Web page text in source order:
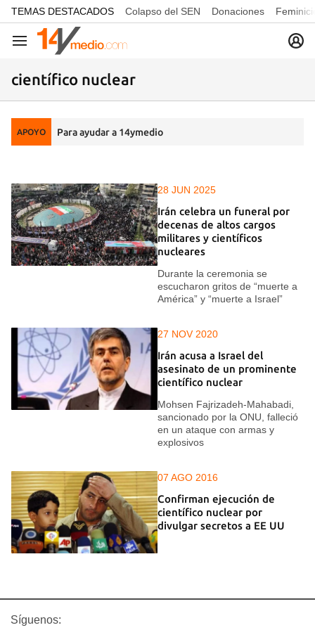
common.go-to-content
TEMAS DESTACADOS Colapso del SEN Donaciones
Navegación
científico nuclear
APOYO Para ayudar a 14ymedio
28 JUN 2025
Irán celebra un funeral por
decenas de altos cargos
militares y científicos
nucleares
Durante la ceremonia se
escucharon gritos de “muerte a
América” y “muerte a Israel”
27 NOV 2020
Irán acusa a Israel del
asesinato de un prominente
científico nuclear
Mohsen Fajrizadeh-Mahabadi,
sancionado por la ONU, falleció
en un ataque con armas y
explosivos
07 AGO 2016
Confirman ejecución de
científico nuclear por
divulgar secretos a EE UU
Síguenos: